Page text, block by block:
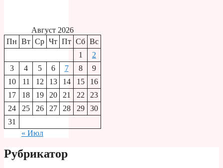
Август 2026
Пн Вт Ср Чт Пт Сб Вс
1
2
3
4 5 6 7 8
9
10
11 12 13 14 15
16
17
18 19 20 21 22
23
24
25 26 27 28 29
30
31
« Июл
Рубрикатор